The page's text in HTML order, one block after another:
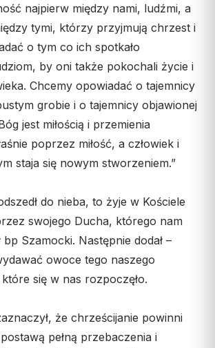
najpierw między nami, ludźmi, a
tymi, którzy przyjmują chrzest i
o tym co ich spotkało
by oni także pokochali życie i
Chcemy opowiadać o tajemnicy
grobie i o tajemnicy objawionej
jest miłością i przemienia
poprzez miłość, a człowiek i
staja się nowym stworzeniem.”
do nieba, to żyje w Kościele
swojego Ducha, którego nam
bp Szamocki. Następnie dodał –
owoce tego naszego
się w nas rozpoczęło.
że chrześcijanie powinni
pełną przebaczenia i